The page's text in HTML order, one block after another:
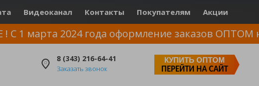
Видеоканал Контакты Покупателям Акции
1 марта 2024 года оформление заказов ОПТОМ
8 (343) 216-64-41
Заказать звонок
КУПИТЬ ОПТОМ
ПЕРЕЙТИ НА САЙТ